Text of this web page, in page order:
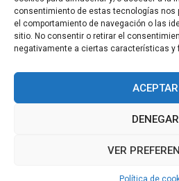
consentimiento de estas tecnologías nos
el comportamiento de navegación o las
sitio. No consentir o retirar el
negativamente a ciertas características y
ACEPTAR
DENEGAR
VER
Política de
Senderismo: ¿Evadir la realidad
futuro?
COPYRIGHT © TODOS LOS